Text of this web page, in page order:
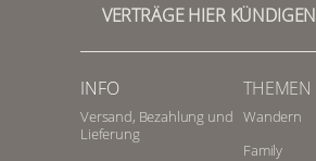
VERTRÄGE HIER KÜNDIGEN
INFO
Versand, Bezahlung und
Lieferung
THEMEN
Wandern
Family